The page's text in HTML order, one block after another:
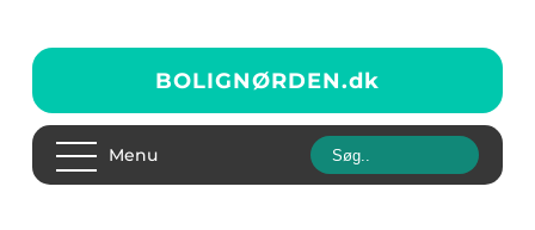
BOLIGNØRDEN.dk
Menu